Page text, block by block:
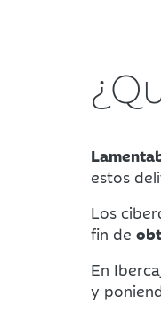
estos
Los
fin de
En
y